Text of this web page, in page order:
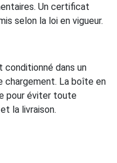
Un certificat
selon la loi en vigueur.
conditionné dans un
chargement. La boîte en
pour éviter toute
la livraison.